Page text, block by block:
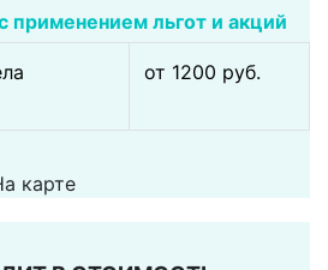
применением льгот и акций
от 1200 pуб.
карте